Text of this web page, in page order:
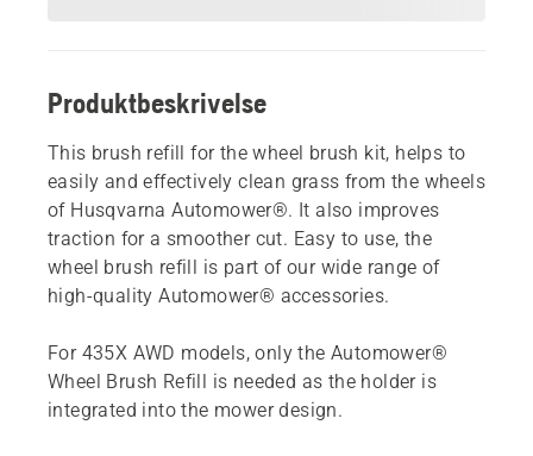
Produktbeskrivelse
This brush refill for the wheel brush kit, helps to
easily and effectively clean grass from the wheels
of Husqvarna Automower®. It also improves
traction for a smoother cut. Easy to use, the
wheel brush refill is part of our wide range of
high-quality Automower® accessories.
For 435X AWD models, only the Automower®
Wheel Brush Refill is needed as the holder is
integrated into the mower design.